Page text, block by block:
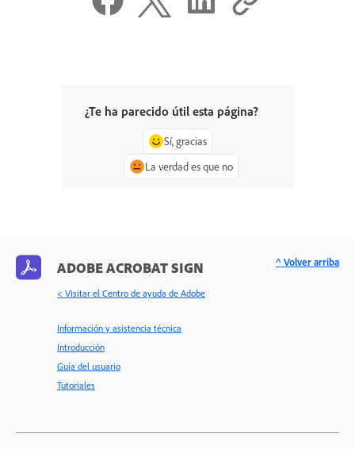
¿Te ha parecido útil esta página?
Sí, gracias
La verdad es que no
ADOBE ACROBAT SIGN
< Visitar el Centro de ayuda de Adobe
Información y asistencia técnica
Introducción
Guía del usuario
Tutoriales
^ Volver arriba